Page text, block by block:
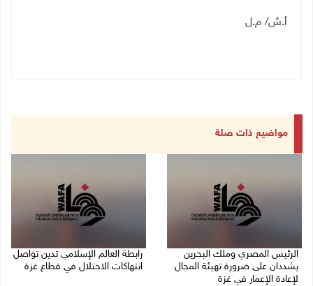
أ.ش/ م.ل
مواضيع ذات صلة
الرئيس المصري وملك البحرين
يشددان على ضرورة تهيئة المجال
لإعادة الإعمار في غزة
رابطة العالم الإسلامي تدين تواصل
انتهاكات الاحتلال في قطاع غزة